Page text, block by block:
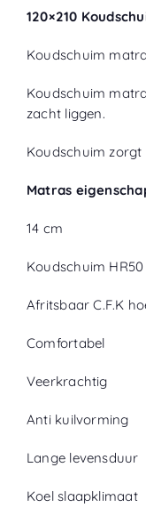
120×210
Koudschuim
Koudschuim
zacht liggen.
Koudschuim
Matras
14 cm
Koudschuim HR50
Afritsbaar C.F.K
Comfortabel
Veerkrachtig
Anti kuilvorming
Lange levensduur
Koel slaapklimaat